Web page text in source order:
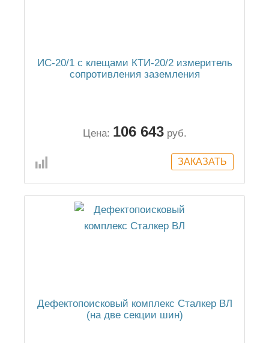
ИС-20/1 с клещами КТИ-20/2 измеритель
сопротивления заземления
Цена: 106 643 руб.
Дефектопоисковый комплекс Сталкер ВЛ
(на две секции шин)